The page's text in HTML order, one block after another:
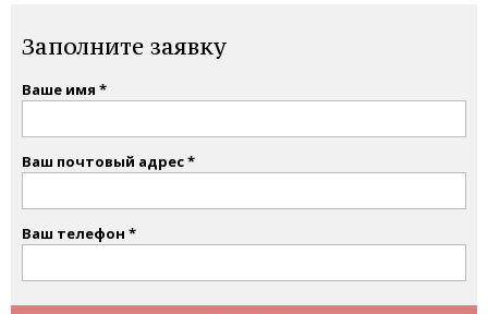
Заполните заявку
Ваше имя
Ваш почтовый адрес
Ваш телефон